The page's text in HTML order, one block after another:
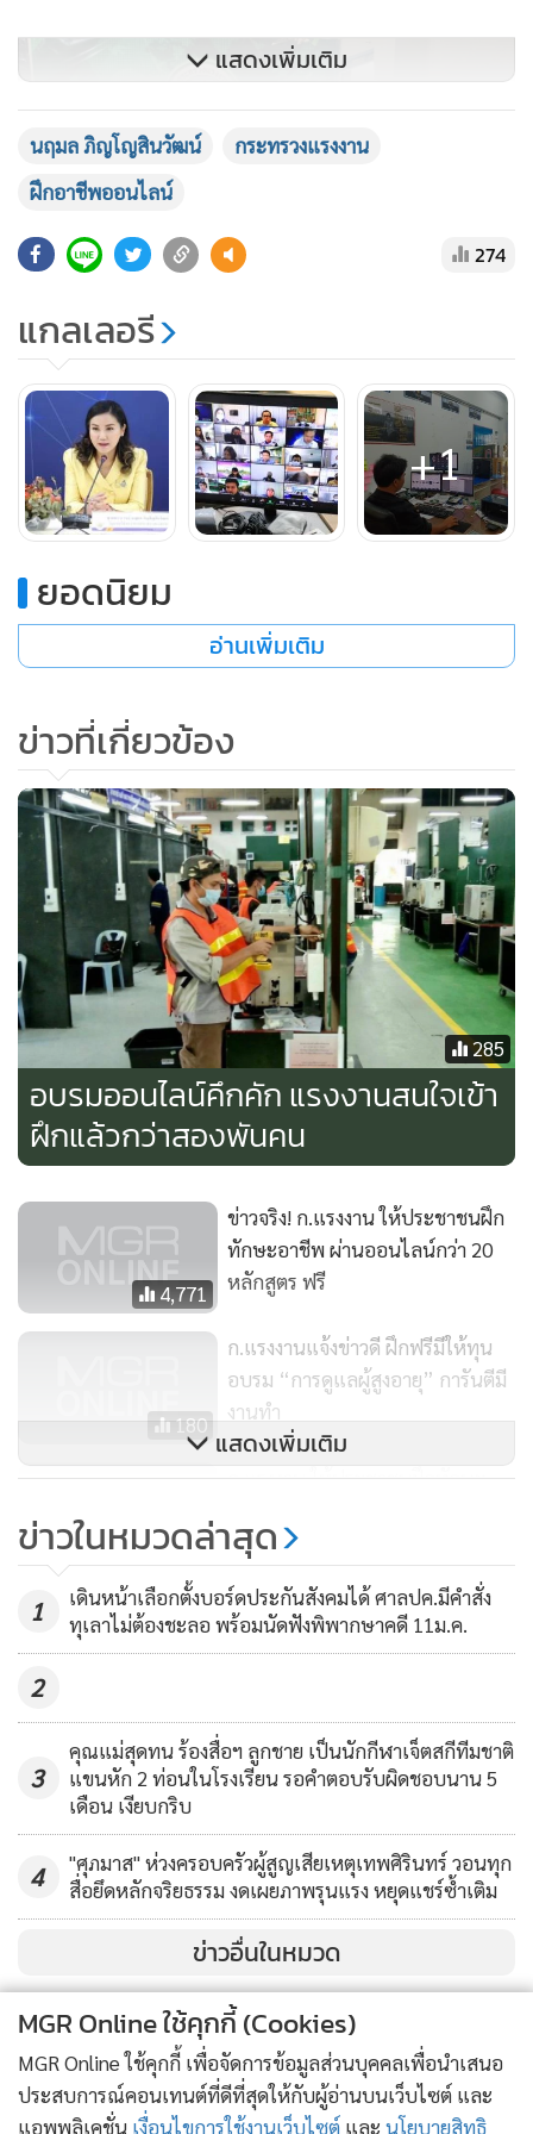
นางสาวโชติรส ขวัญเมือง (นุช) อายุ 40 ปี เล่าว่า ตนเป็นหนึ่งใน
สเต็ก เพราะพิษของโควิด-19 ซึ่งต้องเปลี่ยนรูปแบบการขายใหม่
เป็นการรับออเดอร์ทางออนไลน์ผ่านเฟซบุ๊ค แล้วทำตามออเดอร์
เท่านั้น ส่วนใหญ่เป็นลูกค้าที่เคยมานั่งกินที่ร้าน อยู่ในพื้นที่ใกล้
เคียงกับที่ตั้งของร้าน จึงสามารถนำอาหารไปส่งได้ แต่รายได้ก็ลด
ลงไปมาก จึงมองหาสินค้าอื่นเพิ่ม ด้วยการขายเซรามิกผ่านระบบ
ออนไลน์ด้วยการไลฟ์สดผ่านเฟซบุ๊คไลฟ์ โดยดูตัวอย่างจากคน
อื่น ๆ ที่ไลฟ์สดขายสินค้าแล้วทำตาม ปัจจุบันมีโอกาสเข้าอบรม
เรื่อง เทคนิคการสร้างร้านค้าและขายสินค้าออนไลน์ จาก
มกราคม 2564 รวม 5 วัน ได้เรียนรู้วิธีการสร้างเว็บไซต์เพื่อเพิ่ม
ช่องทางการขายใน Lazada การเตรียมตัว หลักการขาย การ
ขยายกลุ่มลูกค้า มีเทคนิคการขาย การนำเสนอสินค้าในรูปแบบ
ต่างๆ ซึ่งก่อนอบรมนึกไม่ออกเลยว่าจะเพิ่มลูกค้าได้อย่างไร เมื่อ
“การอบรมจึงมีประโยชน์มาก คาดหวังว่าจะสามารถขายสินค้าได้
มากขึ้นและมีรายได้ที่เพิ่มขึ้น” นุชกล่าว
แสดงเพิ่มเติม
นฤมล ภิญโญสินวัฒน์
กระทรวงแรงงาน
ฝึกอาชีพออนไลน์
274
แกลเลอรี
+1
ยอดนิยม
อ่านเพิ่มเติม
ข่าวที่เกี่ยวข้อง
285
อบรมออนไลน์คึกคัก แรงงานสนใจเข้า
ฝึกแล้วกว่าสองพันคน
4,771
ข่าวจริง! ก.แรงงาน ให้ประชาชนฝึก
ทักษะอาชีพ ผ่านออนไลน์กว่า 20
หลักสูตร ฟรี
180
ก.แรงงานแจ้งข่าวดี ฝึกฟรีมีให้ทุน
อบรม “การดูแลผู้สูงอายุ” การันตีมี
งานทำ
342
ก.แรงงาน ให้ประชาชนฝึกทักษะ
ฟรี
แสดงเพิ่มเติม
ข่าวในหมวดล่าสุด
1
เดินหน้าเลือกตั้งบอร์ดประกันสังคมได้ ศาลปค.มีคำสั่ง
ทุเลาไม่ต้องชะลอ พร้อมนัดฟังพิพากษาคดี 11ม.ค.
2
3
คุณแม่สุดทน ร้องสื่อฯ ลูกชาย เป็นนักกีฬาเจ็ตสกีทีมชาติ
แขนหัก 2 ท่อนในโรงเรียน รอคำตอบรับผิดชอบนาน 5
เดือน เงียบกริบ
4
"ศุภมาส" ห่วงครอบครัวผู้สูญเสียเหตุเทพศิรินทร์ วอนทุก
สื่อยึดหลักจริยธรรม งดเผยภาพรุนแรง หยุดแชร์ซ้ำเติม
ข่าวอื่นในหมวด
MGR Online ใช้คุกกี้ (Cookies)
MGR Online ใช้คุกกี้ เพื่อจัดการข้อมูลส่วนบุคคลเพื่อนำเสนอ
ประสบการณ์คอนเทนต์ที่ดีที่สุดให้กับผู้อ่านบนเว็บไซต์ และ
แอพพลิเคชั่น เงื่อนไขการใช้งานเว็บไซต์ และ นโยบายสิทธิ